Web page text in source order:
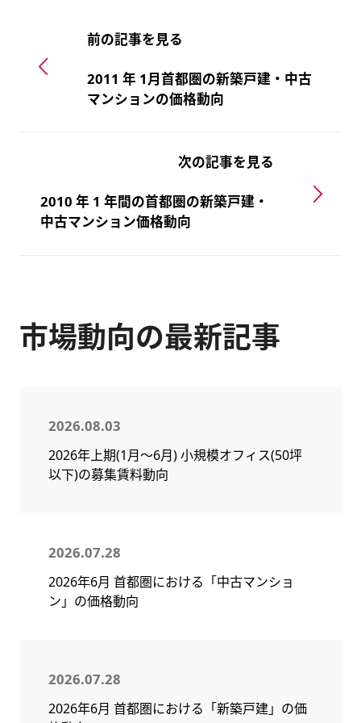
前の記事を見る
2011 年 1月首都圏の新築戸建・中古
マンションの価格動向
次の記事を見る
2010 年 1 年間の首都圏の新築戸建・
中古マンション価格動向
市場動向の最新記事
2026.08.03
2026年上期(1月～6月) 小規模オフィス(50坪
以下)の募集賃料動向
2026.07.28
2026年6月 首都圏における「中古マンショ
ン」の価格動向
2026.07.28
2026年6月 首都圏における「新築戸建」の価